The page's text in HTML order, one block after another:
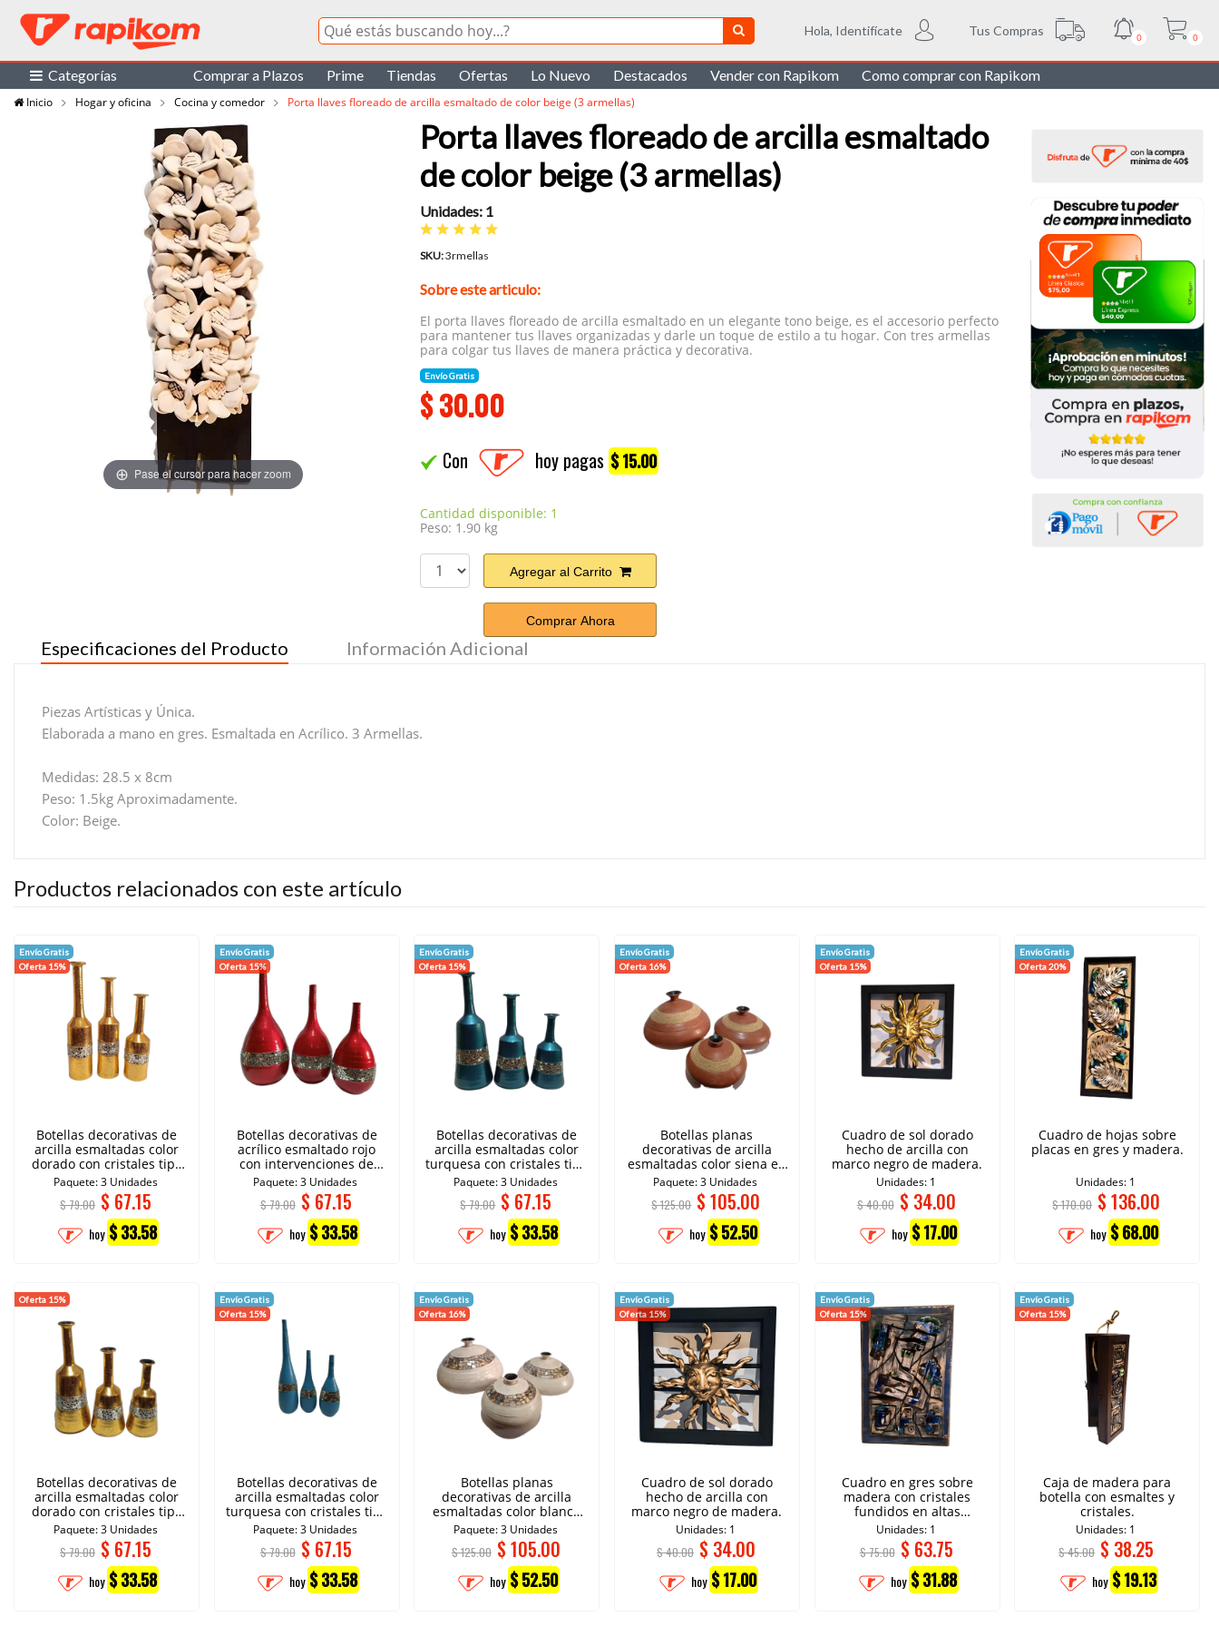
Hola, Identifícate Tus Compras 0 0
Categorías Comprar a Plazos Prime Tiendas Ofertas Lo Nuevo Destacados Vender con Rapikom Como comprar con Rapikom
Inicio Hogar y oficina Cocina y comedor Porta llaves floreado de arcilla esmaltado de color beige (3 armellas)
Pase el cursor para hacer zoom
Porta llaves floreado de arcilla esmaltado
de color beige (3 armellas)
Unidades: 1
SKU:3rmellas
Sobre este articulo:
El porta llaves floreado de arcilla esmaltado en un elegante tono beige, es el accesorio perfecto
para mantener tus llaves organizadas y darle un toque de estilo a tu hogar. Con tres armellas
para colgar tus llaves de manera práctica y decorativa.
Envío Gratis
$30.00
Con hoy pagas$ 15.00
Cantidad disponible: 1
Peso: 1.90 kg
Agregar al Carrito
Comprar Ahora
Especificaciones del Producto Información Adicional
Piezas Artísticas y Única.
Elaborada a mano en gres. Esmaltada en Acrílico. 3 Armellas.
Medidas: 28.5 x 8cm
Peso: 1.5kg Aproximadamente.
Color: Beige.
Productos relacionados con este artículo
Envío Gratis
Oferta 15%
Botellas decorativas de
arcilla esmaltadas color
dorado con cristales tipo
espejo
Paquete: 3 Unidades
$ 79.00 $ 67.15
hoy $ 33.58
Oferta 15%
Botellas decorativas de
arcilla esmaltadas color
dorado con cristales tipo
espejo.
Paquete: 3 Unidades
$ 79.00 $ 67.15
hoy $ 33.58
Envío Gratis
Oferta 15%
Botellas decorativas de
acrílico esmaltado rojo
con intervenciones de
cristales
Paquete: 3 Unidades
$ 79.00 $ 67.15
hoy $ 33.58
Envío Gratis
Oferta 15%
Botellas decorativas de
arcilla esmaltadas color
turquesa con cristales tipo
espejo.
Paquete: 3 Unidades
$ 79.00 $ 67.15
hoy $ 33.58
Envío Gratis
Oferta 15%
Botellas decorativas de
arcilla esmaltadas color
turquesa con cristales tipo
espejo.
Paquete: 3 Unidades
$ 79.00 $ 67.15
hoy $ 33.58
Envío Gratis
Oferta 16%
Botellas planas
decorativas de arcilla
esmaltadas color blanco
con cristales tipo espejo.
Paquete: 3 Unidades
$ 125.00 $ 105.00
hoy $ 52.50
Envío Gratis
Oferta 16%
Botellas planas
decorativas de arcilla
esmaltadas color siena en
fibra natural.
Paquete: 3 Unidades
$ 125.00 $105.00
hoy $ 52.50
Envío Gratis
Oferta 15%
Cuadro de sol dorado
hecho de arcilla con
marco negro de madera.
Unidades: 1
$ 40.00 $ 34.00
hoy $ 17.00
Envío Gratis
Oferta 15%
Cuadro de sol dorado
hecho de arcilla con
marco negro de madera.
Unidades: 1
$ 40.00 $ 34.00
hoy $ 17.00
Envío Gratis
Oferta 15%
Cuadro en gres sobre
madera con cristales
fundidos en altas
temperaturas.
Unidades: 1
$ 75.00 $ 63.75
hoy $ 31.88
Envío Gratis
Oferta 20%
Cuadro de hojas sobre
placas en gres y madera.
Unidades: 1
$ 170.00 $136.00
hoy $ 68.00
Envío Gratis
Oferta 15%
Caja de madera para
botella con esmaltes y
cristales.
Unidades: 1
$ 45.00 $ 38.25
hoy $ 19.13